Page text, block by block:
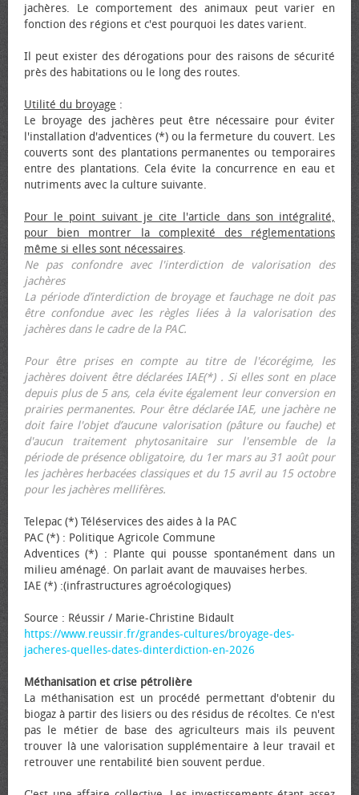
jachères. Le comportement des animaux peut varier en
fonction des régions et c'est pourquoi les dates varient.
Il peut exister des dérogations pour des raisons de sécurité
près des habitations ou le long des routes.
Utilité du broyage :
Le broyage des jachères peut être nécessaire pour éviter
l'installation d'adventices (*) ou la fermeture du couvert. Les
couverts sont des plantations permanentes ou temporaires
entre des plantations. Cela évite la concurrence en eau et
nutriments avec la culture suivante.
Pour le point suivant je cite l'article dans son intégralité,
pour bien montrer la complexité des réglementations
même si elles sont nécessaires.
Ne pas confondre avec l'interdiction de valorisation des
jachères
La période d’interdiction de broyage et fauchage ne doit pas
être confondue avec les règles liées à la valorisation des
jachères dans le cadre de la PAC.
Pour être prises en compte au titre de l'écorégime, les
jachères doivent être déclarées IAE(*) . Si elles sont en place
depuis plus de 5 ans, cela évite également leur conversion en
prairies permanentes. Pour être déclarée IAE, une jachère ne
doit faire l'objet d’aucune valorisation (pâture ou fauche) et
d'aucun traitement phytosanitaire sur l'ensemble de la
période de présence obligatoire, du 1er mars au 31 août pour
les jachères herbacées classiques et du 15 avril au 15 octobre
pour les jachères mellifères.
Telepac (*) Téléservices des aides à la PAC
PAC (*) : Politique Agricole Commune
Adventices (*) : Plante qui pousse spontanément dans un
milieu aménagé. On parlait avant de mauvaises herbes.
IAE (*) :(infrastructures agroécologiques)
Source : Réussir / Marie-Christine Bidault
https://www.reussir.fr/grandes-cultures/broyage-des-
jacheres-quelles-dates-dinterdiction-en-2026
Méthanisation et crise pétrolière
La méthanisation est un procédé permettant d'obtenir du
biogaz à partir des lisiers ou des résidus de récoltes. Ce n'est
pas le métier de base des agriculteurs mais ils peuvent
trouver là une valorisation supplémentaire à leur travail et
retrouver une rentabilité bien souvent perdue.